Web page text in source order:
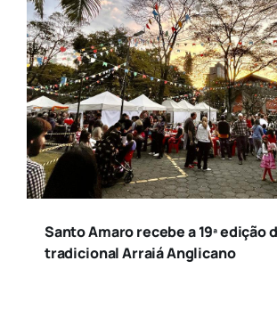
Santo Amaro recebe a 19ª edição
tradicional Arraiá Anglicano